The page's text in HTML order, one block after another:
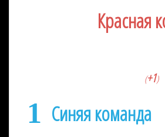
Красная
(+1)
1 Синяя команда